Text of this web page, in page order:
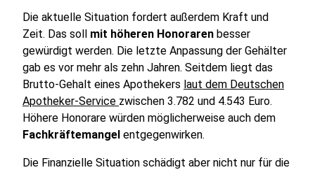
Die aktuelle Situation fordert außerdem Kraft und
Zeit. Das soll mit höheren Honoraren besser
gewürdigt werden. Die letzte Anpassung der Gehälter
gab es vor mehr als zehn Jahren. Seitdem liegt das
Brutto-Gehalt eines Apothekers laut dem Deutschen
Apotheker-Service zwischen 3.782 und 4.543 Euro.
Höhere Honorare würden möglicherweise auch dem
Fachkräftemangel entgegenwirken.
Die Finanzielle Situation schädigt aber nicht nur für die